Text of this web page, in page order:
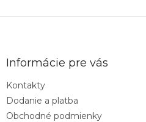
Informácie pre vás
Kontakty
Dodanie a platba
Obchodné podmienky